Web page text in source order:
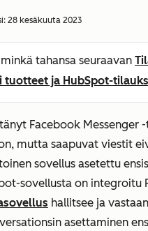
28 kesäkuuta 2023
tahansa seuraavan
tuotteet ja HubSpot-
Facebook Messenger
mutta saapuvat viestit
sovellus asetettu
sovellusta on integroitu
hallitsee ja
asettaminen